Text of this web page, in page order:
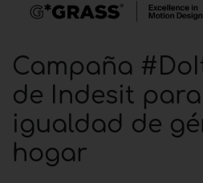
Campaña
de Indesit
igualdad de
hogar